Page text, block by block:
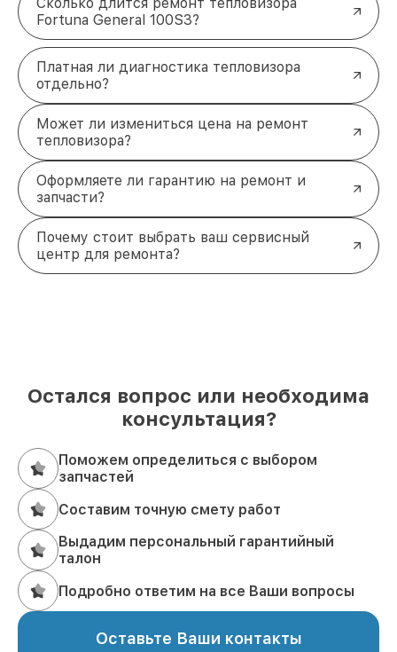
Fortuna General 100S3?
Платная ли диагностика тепловизора
отдельно?
Может ли измениться цена на ремонт
тепловизора?
Оформляете ли гарантию на ремонт и
запчасти?
Почему стоит выбрать ваш сервисный
центр для ремонта?
Остался вопрос или необходима
консультация?
Поможем определиться с выбором
запчастей
Составим точную смету работ
Выдадим персональный гарантийный
талон
Подробно ответим на все Ваши вопросы
Оставьте Ваши контакты